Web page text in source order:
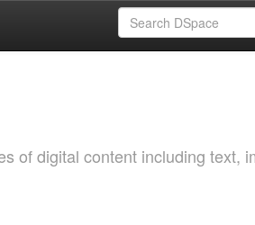
of digital content including text,